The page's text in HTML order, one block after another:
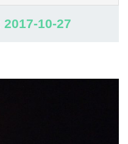
2017-10-27